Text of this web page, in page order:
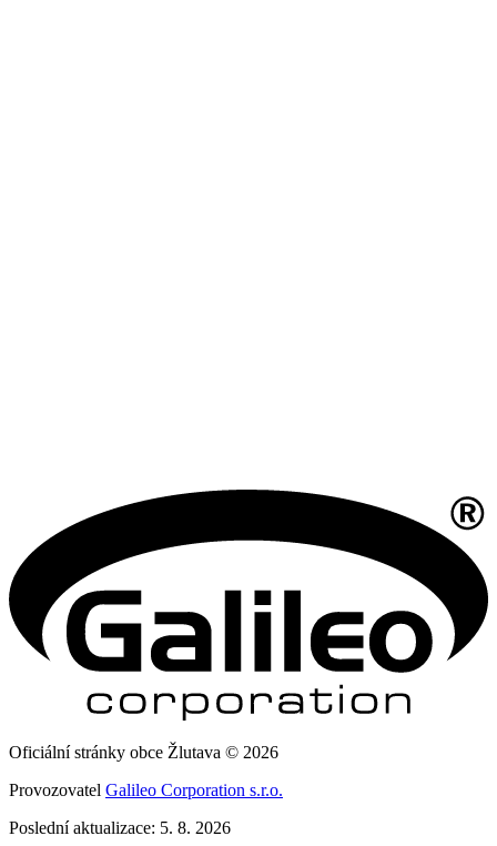
Oficiální stránky obce Žlutava © 2026
Provozovatel Galileo Corporation s.r.o.
Poslední aktualizace: 5. 8. 2026